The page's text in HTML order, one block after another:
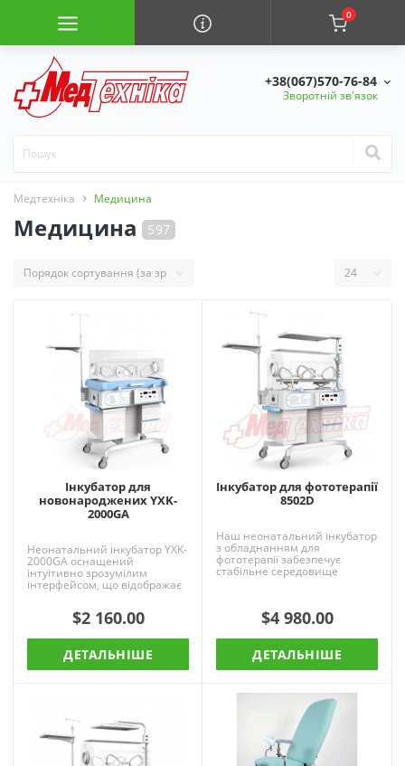
0
+38(067)570-76-84
Зворотній зв'язок
Медтехніка Медицина
Медицина
Інкубатор для
новонароджених YXK-
2000GA
Неонатальний інкубатор YXK-
2000GA оснащений
інтуїтивно зрозумілим
інтерфейсом, що відображає
температуру, просунутою
системою терморегуляції,
зручною ..$2 160.00
ДЕТАЛЬНІШЕ
Інкубатор для фототерапії
8502D
Наш неонатальний інкубатор
з обладнанням для
фототерапії забезпечує
стабільне середовище
перебування
$4 980.00
ДЕТАЛЬНІШЕ